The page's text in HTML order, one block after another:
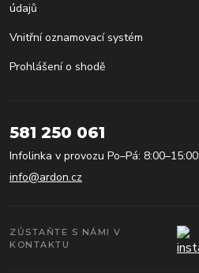
údajů
Vnitřní oznamovací systém
Prohlášení o shodě
581 250 061
Infolinka v provozu Po–Pá: 8:00–15:00
info@ardon.cz
ZŮSTAŇTE S NÁMI V
KONTAKTU